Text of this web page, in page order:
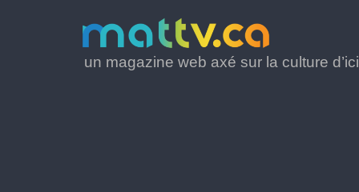
un magazine web axé sur la culture d’ici